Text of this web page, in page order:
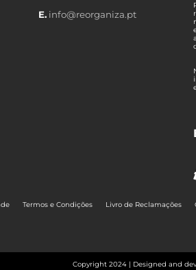
E. info@reorganiza.pt
Termos e Condições Livro de Reclamações
Copyright 2024 | Designed and